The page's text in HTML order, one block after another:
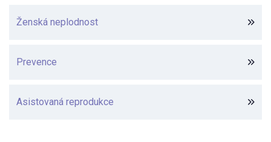
Ženská neplodnost
Prevence
Asistovaná reprodukce